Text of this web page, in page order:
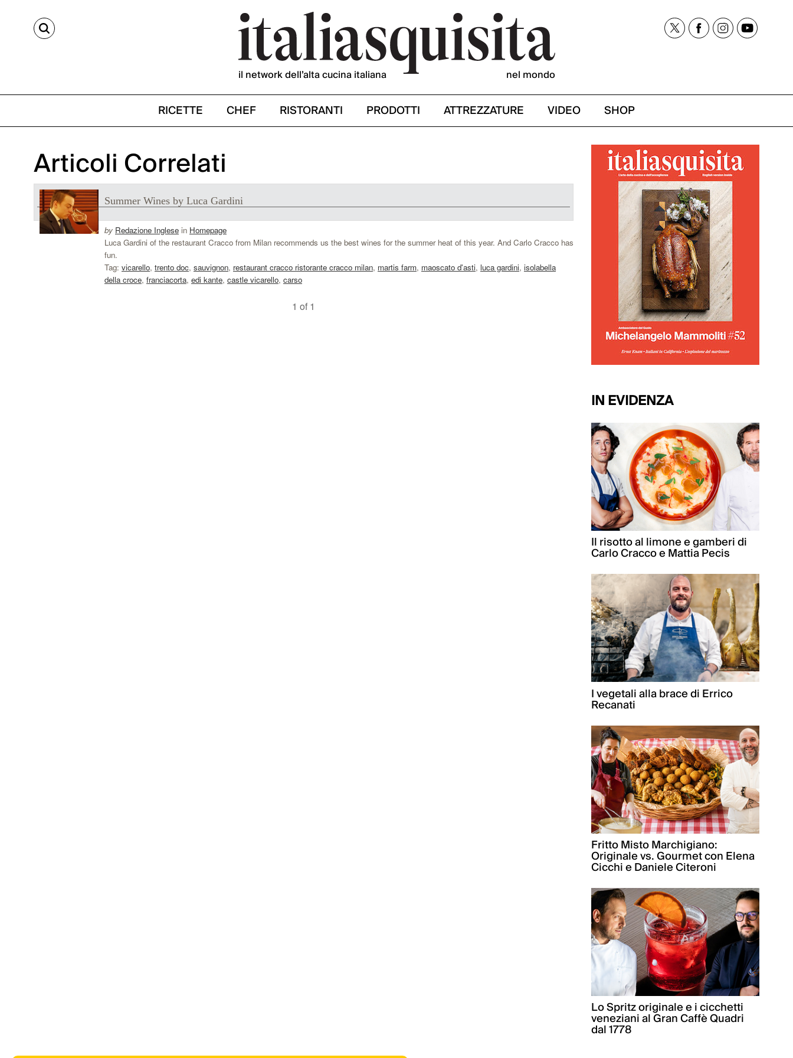
CERCA
il network dell’alta cucina italiana nel mondo
RICETTE CHEF RISTORANTI PRODOTTI ATTREZZATURE VIDEO SHOP
Articoli Correlati
Summer Wines by Luca Gardini
by Redazione Inglese in Homepage
Luca Gardini of the restaurant Cracco from Milan recommends us the best wines for the summer heat of this year. And Carlo Cracco has
fun.
Tag: vicarello, trento doc, sauvignon, restaurant cracco ristorante cracco milan, martis farm, maoscato d'asti, luca gardini, isolabella
della croce, franciacorta, edi kante, castle vicarello, carso
1 of 1
IN EVIDENZA
Il risotto al limone e gamberi di
Carlo Cracco e Mattia Pecis
I vegetali alla brace di Errico
Recanati
Fritto Misto Marchigiano:
Originale vs. Gourmet con Elena
Cicchi e Daniele Citeroni
Lo Spritz originale e i cicchetti
veneziani al Gran Caffè Quadri
dal 1778